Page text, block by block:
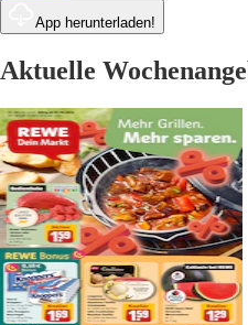
App herunterladen!
Aktuelle